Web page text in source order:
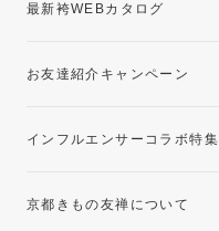
最新袴WEBカタログ
お友達紹介キャンペーン
インフルエンサーコラボ特集
京都きもの友禅について